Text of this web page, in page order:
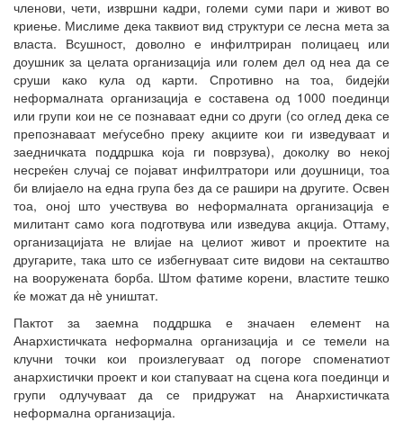
членови, чети, извршни кадри, големи суми пари и живот во
криење. Мислиме дека таквиот вид структури се лесна мета за
власта. Всушност, доволно е инфилтриран полицаец или
доушник за целата организација или голем дел од неа да се
сруши како кула од карти. Спротивно на тоа, бидејќи
неформалната организација е составена од 1000 поединци
или групи кои не се познаваат едни со други (со оглед дека се
препознаваат меѓусебно преку акциите кои ги изведуваат и
заедничката поддршка која ги поврзува), доколку во некој
несреќен случај се појават инфилтратори или доушници, тоа
би влијаело на една група без да се рашири на другите. Освен
тоа, оној што учествува во неформалната организација е
милитант само кога подготвува или изведува акција. Оттаму,
организацијата не влијае на целиот живот и проектите на
другарите, така што се избегнуваат сите видови на секташтво
на вооружената борба. Штом фатиме корени, властите тешко
ќе можат да нè уништат.
Пактот за заемна поддршка е значаен елемент на
Анархистичката неформална организација и се темели на
клучни точки кои произлегуваат од погоре споменатиот
анархистички проект и кои стапуваат на сцена кога поединци и
групи одлучуваат да се придружат на Анархистичката
неформална организација.